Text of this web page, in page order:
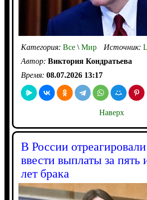
Категория: Все\Мир Источник:
Автор: Виктория Кондратьева
Время: 08.07.2026 13:17
Наверх
В России
ввести выплаты за пять
лет брака